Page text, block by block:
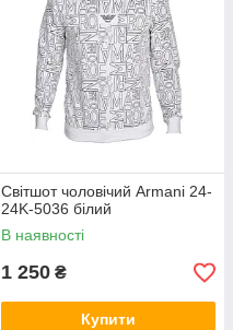
Світшот чоловічий Armani 24-
24K-5036 білий
В наявності
1 250 ₴
Купити